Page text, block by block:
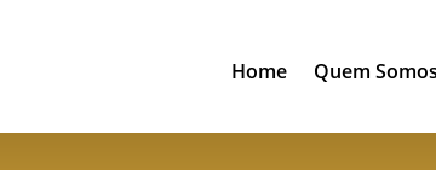
Home Quem Somos